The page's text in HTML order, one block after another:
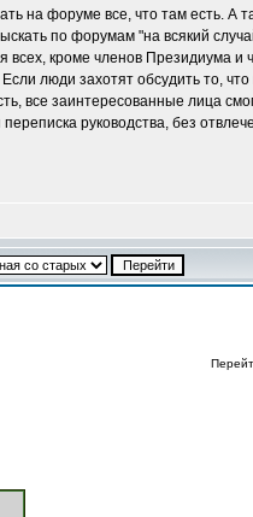
на форуме все, что там есть. А
по форумам "на всякий
кроме членов Президиума
люди захотят обсудить то,
все заинтересованные лица
руководства, без